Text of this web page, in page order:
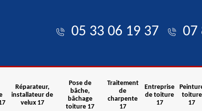
05 33 06 19 37 07
Réparateur,
installateur de
velux 17
Pose de
bâche,
bâchage
toiture 17
Traitement
de
charpente
17
Entreprise
de toiture
17
toiture
17